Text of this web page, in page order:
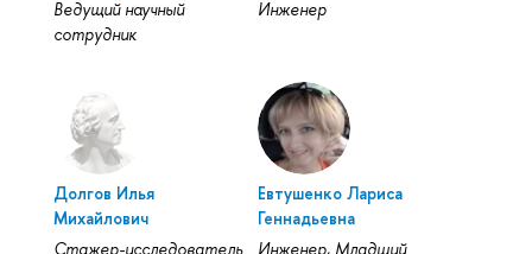
Ведущий научный
сотрудник
Инженер
Долгов Илья
Михайлович
Стажер-исследователь
Евтушенко Лариса
Геннадьевна
Инженер, Младший